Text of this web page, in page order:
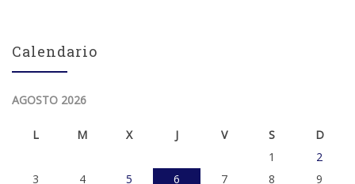
Calendario
AGOSTO 2026
L M X J V S
D
1
2
3
4 5 6 7 8 9